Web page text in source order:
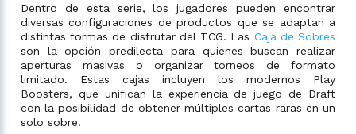
Dentro de esta serie, los jugadores pueden encontrar
diversas configuraciones de productos que se adaptan a
distintas formas de disfrutar del TCG. Las Caja de Sobres
son la opción predilecta para quienes buscan realizar
aperturas masivas o organizar torneos de formato
limitado. Estas cajas incluyen los modernos Play
Boosters, que unifican la experiencia de juego de Draft
con la posibilidad de obtener múltiples cartas raras en un
solo sobre.